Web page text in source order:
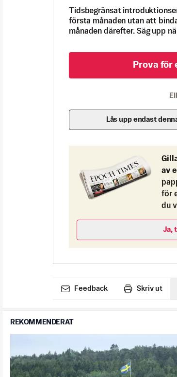
Tidsbegränsat
första månaden utan att
månaden därefter. Säg upp
Prova för
Lås upp endast
av
för
du
Ja,
Feedback Skriv ut
REKOMMENDERAT